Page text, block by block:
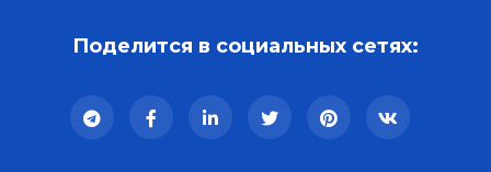
Поделится в социальных сетях: